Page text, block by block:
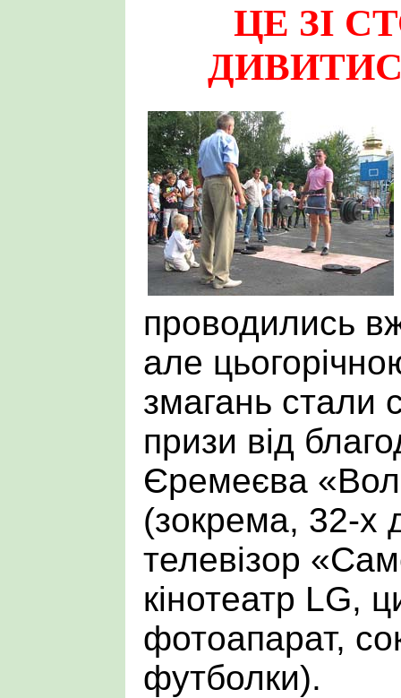
ЦЕ ЗІ
проводились
але
змагань стали
призи від
Єремеєва
(зокрема, 32-х
телевізор
кінотеатр LG,
фотоапарат,
футболки).